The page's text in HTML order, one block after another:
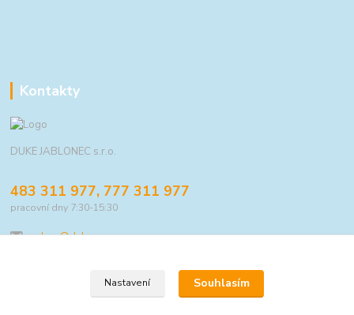
Kontakty
DUKE JABLONEC s.r.o.
483 311 977, 777 311 977
pracovní dny 7:30-15:30
eshop@duke.cz
Nastavení Souhlasím